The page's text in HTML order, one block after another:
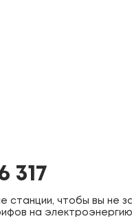
317
станции, чтобы вы не
на электроэнергию